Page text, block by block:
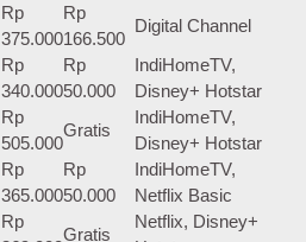
Rp
375.000
Rp
166.500
Digital Channel
Rp
340.000
Rp
50.000
IndiHomeTV,
Disney+ Hotstar
Rp
505.000
Gratis
IndiHomeTV,
Disney+ Hotstar
Rp
365.000
Rp
50.000
IndiHomeTV,
Netflix Basic
Rp
Gratis
Netflix, Disney+